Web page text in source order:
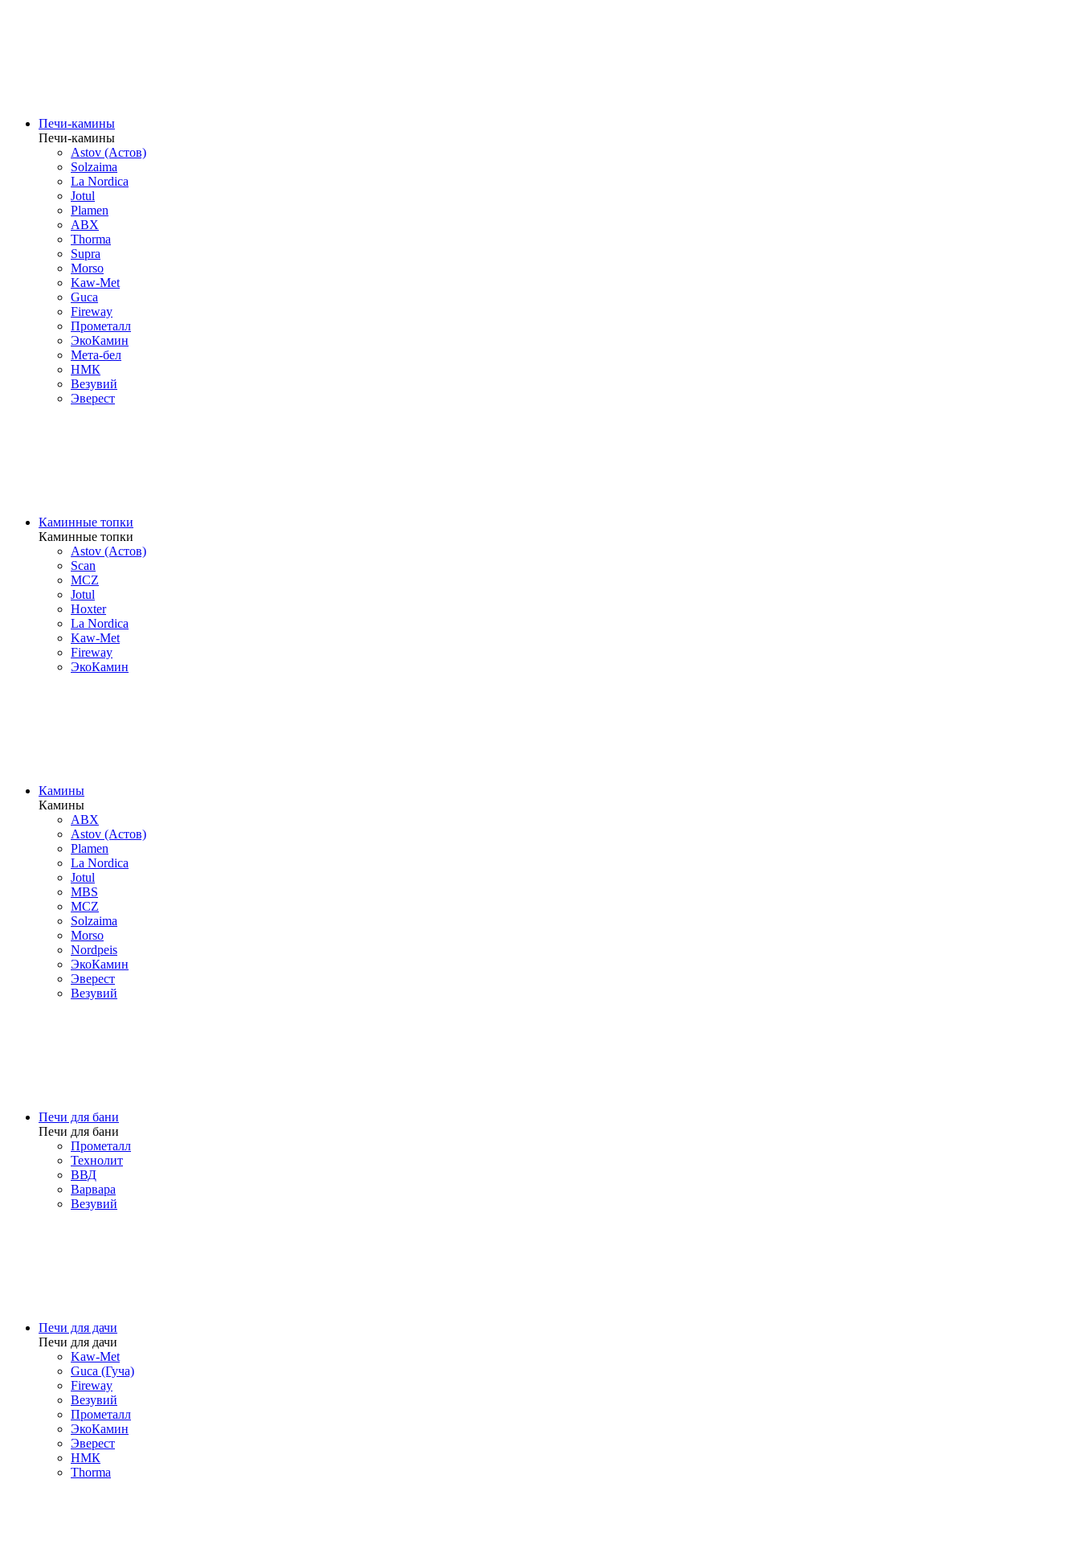
Печи-камины
Печи-камины
Astov (Астов)
Solzaima
La Nordica
Jotul
Plamen
ABX
Thorma
Supra
Morso
Kaw-Met
Guca
Fireway
Прометалл
ЭкоКамин
Мета-бел
НМК
Везувий
Эверест
Каминные топки
Каминные топки
Astov (Астов)
Scan
MCZ
Jotul
Hoxter
La Nordica
Kaw-Met
Fireway
ЭкоКамин
Камины
Камины
ABX
Astov (Астов)
Plamen
La Nordica
Jotul
MBS
MCZ
Solzaima
Morso
Nordpeis
ЭкоКамин
Эверест
Везувий
Печи для бани
Печи для бани
Прометалл
Технолит
ВВД
Варвара
Везувий
Печи для дачи
Печи для дачи
Kaw-Met
Guca (Гуча)
Fireway
Везувий
Прометалл
ЭкоКамин
Эверест
НМК
Thorma